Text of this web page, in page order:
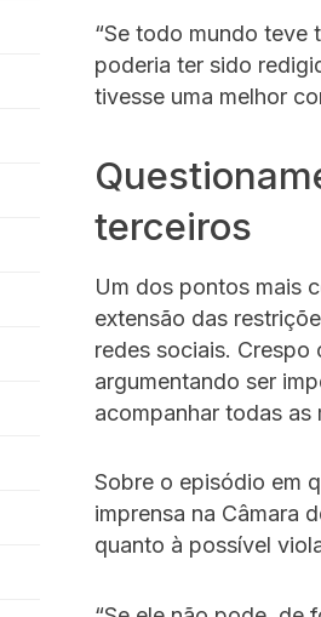
“Se todo mundo teve
poderia ter sido
tivesse uma melhor
terceiros
Um dos pontos mais
extensão das
redes sociais. Crespo
argumentando ser
acompanhar todas as
Sobre o episódio em
imprensa na Câmara
quanto à possível